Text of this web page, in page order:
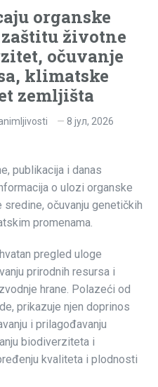
organske
životne
očuvanje
klimatske
zemljišta
8 јул, 2026
publikacija i danas
o ulozi organske
očuvanju genetičkih
promenama.
pregled uloge
prirodnih resursa i
hrane. Polazeći od
prikazuje njen doprinos
i prilagođavanju
biodiverziteta i
kvaliteta i plodnosti